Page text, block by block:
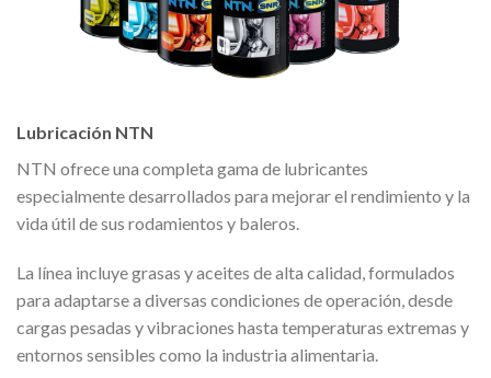
Lubricación NTN
NTN ofrece una completa gama de lubricantes
especialmente desarrollados para mejorar el rendimiento y la
vida útil de sus rodamientos y baleros.
La línea incluye grasas y aceites de alta calidad, formulados
para adaptarse a diversas condiciones de operación, desde
cargas pesadas y vibraciones hasta temperaturas extremas y
entornos sensibles como la industria alimentaria.